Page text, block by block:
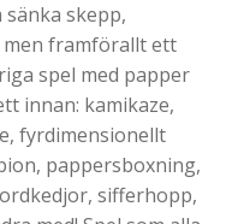
skepp,
men framförallt ett
spel med papper
innan: kamikaze,
fyrdimensionellt
pappersboxning,
sifferhopp,